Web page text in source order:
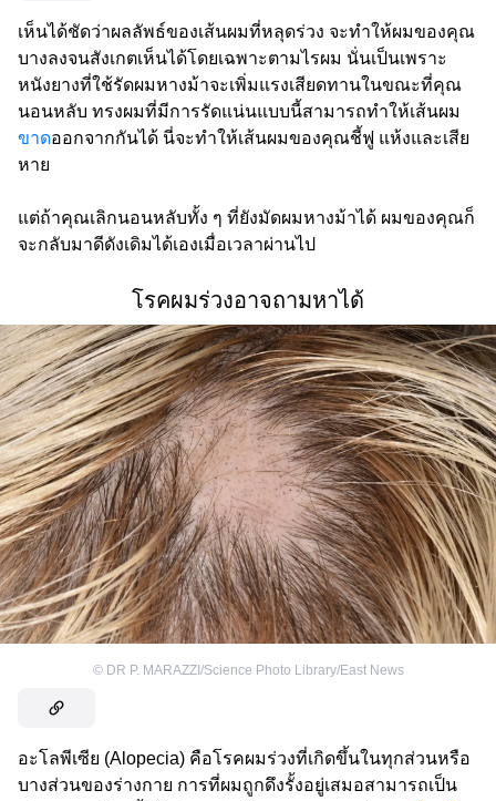
เห็นได้ชัดว่าผลลัพธ์ของเส้นผมที่หลุดร่วง จะทำให้ผมของคุณ
บางลงจนสังเกตเห็นได้โดยเฉพาะตามไรผม นั่นเป็นเพราะ
หนังยางที่ใช้รัดผมหางม้าจะเพิ่มแรงเสียดทานในขณะที่คุณ
นอนหลับ ทรงผมที่มีการรัดแน่นแบบนี้สามารถทำให้เส้นผม
ขาดออกจากกันได้ นี่จะทำให้เส้นผมของคุณชี้ฟู แห้งและเสีย
หาย
แต่ถ้าคุณเลิกนอนหลับทั้ง ๆ ที่ยังมัดผมหางม้าได้ ผมของคุณก็
จะกลับมาดีดังเดิมได้เองเมื่อเวลาผ่านไป
โรคผมร่วงอาจถามหาได้
© DR P. MARAZZI/Science Photo Library/East News
อะโลพีเซีย (Alopecia) คือโรคผมร่วงที่เกิดขึ้นในทุกส่วนหรือ
บางส่วนของร่างกาย การที่ผมถูกดึงรั้งอยู่เสมอสามารถเป็น